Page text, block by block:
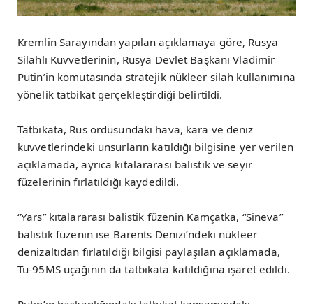
Kremlin Sarayından yapılan açıklamaya göre, Rusya
Silahlı Kuvvetlerinin, Rusya Devlet Başkanı Vladimir
Putin’in komutasında stratejik nükleer silah kullanımına
yönelik tatbikat gerçekleştirdiği belirtildi.
Tatbikata, Rus ordusundaki hava, kara ve deniz
kuvvetlerindeki unsurların katıldığı bilgisine yer verilen
açıklamada, ayrıca kıtalararası balistik ve seyir
füzelerinin fırlatıldığı kaydedildi.
“Yars” kıtalararası balistik füzenin Kamçatka, “Sineva”
balistik füzenin ise Barents Denizi’ndeki nükleer
denizaltıdan fırlatıldığı bilgisi paylaşılan açıklamada,
Tu-95MS uçağının da tatbikata katıldığına işaret edildi.